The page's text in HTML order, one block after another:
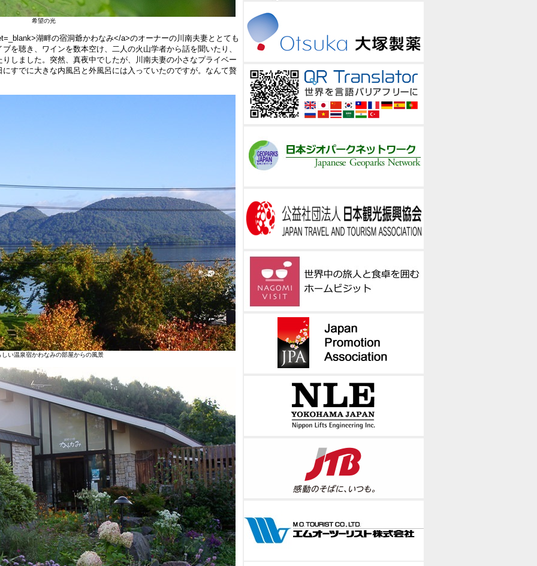
希望の光
湖畔の宿洞爺かわなみ</a>のオーナーの川南夫妻ととても
を聴き、ワインを数本空け、二人の火山学者から話を聞いたり、
しました。突然、真夜中でしたが、川南夫妻の小さなプライベー
すでに大きな内風呂と外風呂には入っていたのですが。なんて贅
しい温泉宿かわなみの部屋からの風景